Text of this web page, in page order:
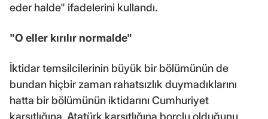
eder halde" ifadelerini kullandı.
"O eller kırılır normalde"
İktidar temsilcilerinin büyük bir bölümünün de
bundan hiçbir zaman rahatsızlık duymadıklarını
hatta bir bölümünün iktidarını Cumhuriyet
karşıtlığına, Atatürk karşıtlığına borçlu olduğunu